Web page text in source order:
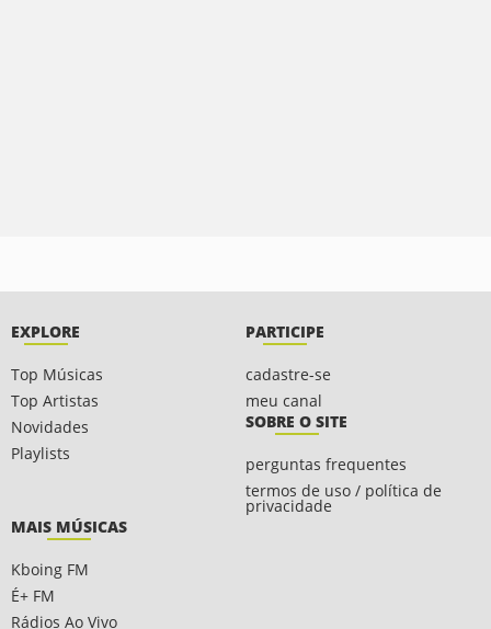
EXPLORE
Top Músicas
Top Artistas
Novidades
Playlists
PARTICIPE
cadastre-se
meu canal
SOBRE O SITE
perguntas frequentes
termos de uso / política de
privacidade
MAIS MÚSICAS
Kboing FM
É+ FM
Rádios Ao Vivo